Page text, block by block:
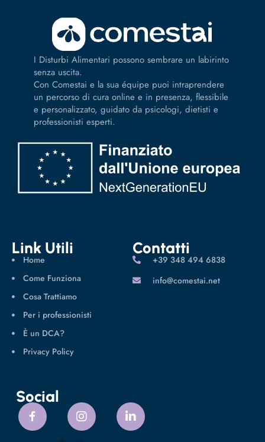
I Disturbi Alimentari possono sembrare un labirinto
senza uscita.
Con Comestai e la sua équipe puoi intraprendere
un percorso di cura online e in presenza, flessibile
e personalizzato, guidato da psicologi, dietisti e
professionisti esperti.
Link Utili
Home
Come Funziona
Cosa Trattiamo
Per i professionisti
È un DCA?
Privacy Policy
Contatti
‪+39 348 494 6838
info@comestai.net
Social